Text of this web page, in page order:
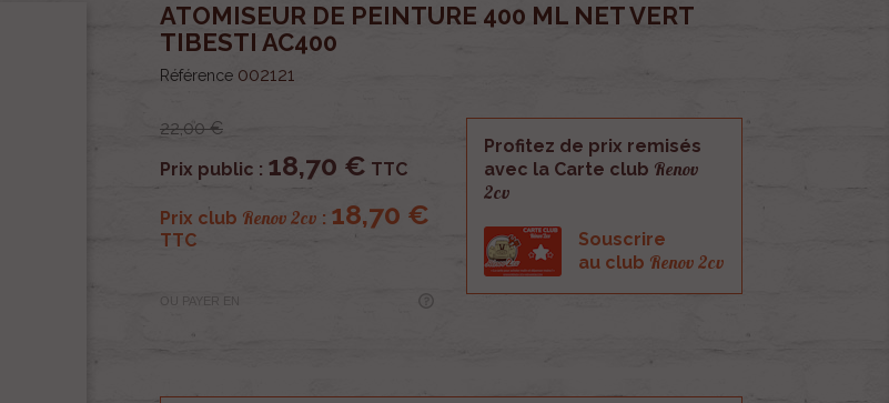
ATOMISEUR DE PEINTURE 400 ML NET VERT
TIBESTI AC400
Référence 002121
22,00 €
Prix public : 18,70 € TTC
Prix club Renov 2cv : 18,70 €
TTC
OU PAYER EN
Profitez de prix remisés
avec la Carte club Renov
2cv
Souscrire
au club Renov 2cv